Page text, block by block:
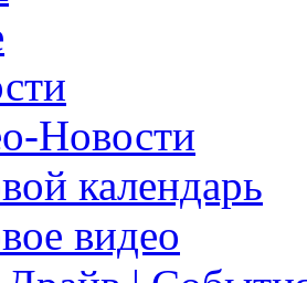
Новости
календарь
видео